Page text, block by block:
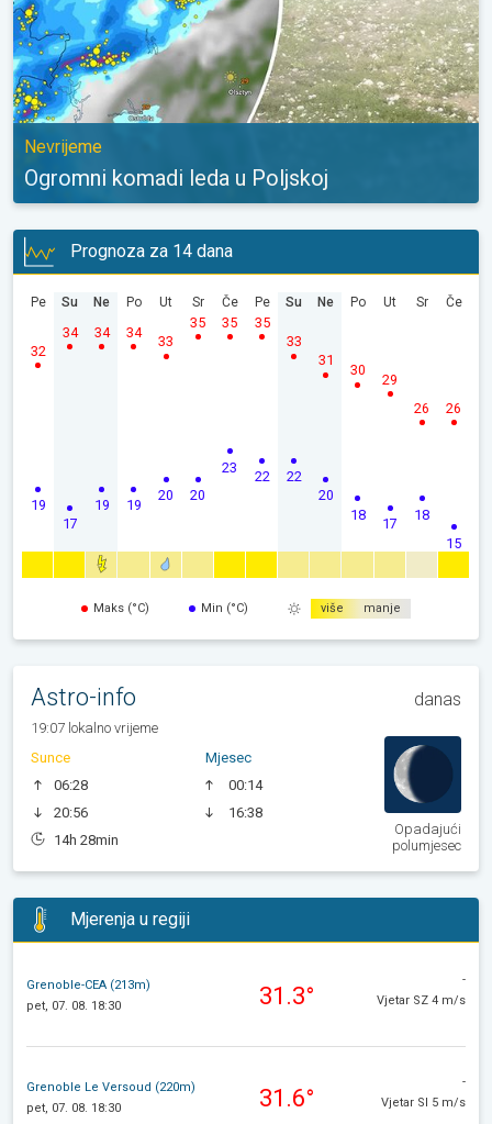
Nevrijeme
Ogromni komadi leda u Poljskoj
Prognoza za 14 dana
Pe
19
32
Su
17
34
Ne
19
34
Po
19
34
Ut
20
33
Sr
20
35
Če
23
35
Pe
22
35
Su
22
33
Ne
20
31
Po
18
30
Ut
17
29
Sr
18
26
Če
15
26
Maks (°C) Min (°C) više manje
Astro-info danas
19:07 lokalno vrijeme
Sunce
06:28
20:56
14h 28min
Mjesec
00:14
16:38
Opadajući
polumjesec
Mjerenja u regiji
Grenoble-CEA (213m)
pet, 07. 08. 18:30
31.3°
-
Vjetar SZ 4 m/s
Grenoble Le Versoud (220m)
pet, 07. 08. 18:30
31.6°
-
Vjetar SI 5 m/s